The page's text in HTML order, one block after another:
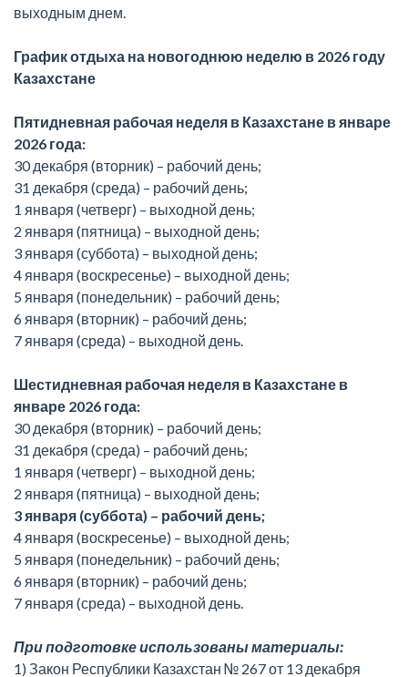
выходным днем.
График отдыха на новогоднюю неделю в 2026 году
Казахстане
Пятидневная рабочая неделя в Казахстане в январе
2026 года:
30 декабря (вторник) – рабочий день;
31 декабря (среда) – рабочий день;
1 января (четверг) – выходной день;
2 января (пятница) – выходной день;
3 января (суббота) – выходной день;
4 января (воскресенье) – выходной день;
5 января (понедельник) – рабочий день;
6 января (вторник) – рабочий день;
7 января (среда) – выходной день.
Шестидневная рабочая неделя в Казахстане в
январе 2026 года:
30 декабря (вторник) – рабочий день;
31 декабря (среда) – рабочий день;
1 января (четверг) – выходной день;
2 января (пятница) – выходной день;
3 января (суббота) – рабочий день;
4 января (воскресенье) – выходной день;
5 января (понедельник) – рабочий день;
6 января (вторник) – рабочий день;
7 января (среда) – выходной день.
При подготовке использованы материалы:
1) Закон Республики Казахстан № 267 от 13 декабря